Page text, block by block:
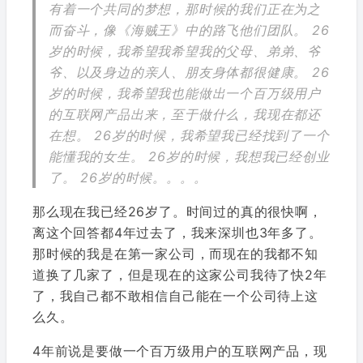
有着一个共同的梦想，那时候的我们正在为之
而奋斗，像《海贼王》中的路飞他们团队。 26
岁的时候，我希望我希望我的父母、弟弟、爷
爷、以及身边的亲人、朋友身体都很健康。 26
岁的时候，我希望我也能做出一个百万级用户
的互联网产品出来，至于做什么，我现在都还
在想。 26岁的时候，我希望我已经找到了一个
能懂我的女生。 26岁的时候，我想我已经创业
了。 26岁的时候。。。。
那么现在我已经26岁了。时间过的真的很快啊，
离这个回答都4年过去了，我来深圳也3年多了。
那时候的我是在第一家公司，而现在的我都不知
道换了几家了，但是现在的这家公司我待了快2年
了，我自己都不敢相信自己能在一个公司待上这
么久。
4年前说是要做一个百万级用户的互联网产品，现